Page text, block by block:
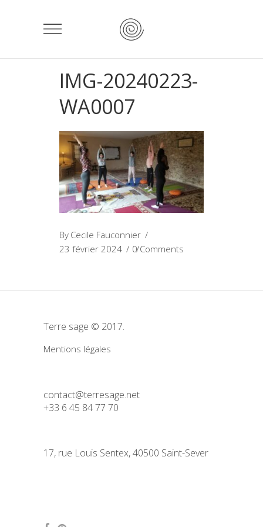
IMG-20240223-
WA0007
By Cecile Fauconnier
23 février 2024
0 Comments
Terre sage © 2017.
Mentions légales
contact@terresage.net
+33 6 45 84 77 70
17, rue Louis Sentex, 40500 Saint-Sever